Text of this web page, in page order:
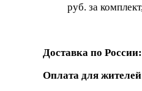
руб. за
Доставка по России:
Оплата для